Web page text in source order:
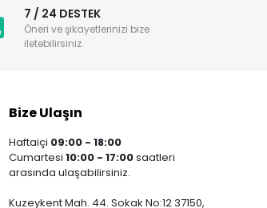
7 / 24 DESTEK
Öneri ve şikayetlerinizi bize
iletebilirsiniz.
Bize Ulaşın
Haftaiçi 09:00 - 18:00
Cumartesi 10:00 - 17:00saatleri
arasında ulaşabilirsiniz.
Kuzeykent Mah. 44. Sokak No:12 37150,